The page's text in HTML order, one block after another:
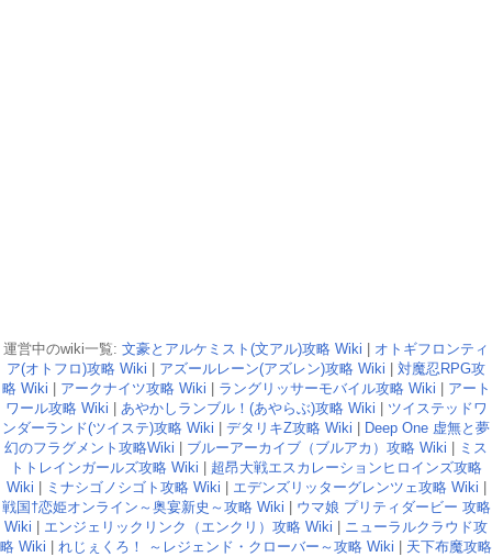
運営中のwiki一覧: 文豪とアルケミスト(文アル)攻略 Wiki
オトギフロンティ
ア(オトフロ)攻略 Wiki
アズールレーン(アズレン)攻略 Wiki
対魔忍RPG攻
略 Wiki
アークナイツ攻略 Wiki ラングリッサーモバイル攻略 Wiki
アート
ワール攻略 Wiki
あやかしランブル！(あやらぶ)攻略 Wiki
ツイステッドワ
ンダーランド(ツイステ)攻略 Wiki
デタリキZ攻略 Wiki
Deep One 虚無と夢
幻のフラグメント攻略Wiki
ブルーアーカイブ（ブルアカ）攻略 Wiki
ミス
トトレインガールズ攻略 Wiki
超昂大戦エスカレーションヒロインズ攻略
Wiki
ミナシゴノシゴト攻略 Wiki エデンズリッターグレンツェ攻略 Wiki
戦国†恋姫オンライン～奥宴新史～攻略 Wiki
ウマ娘 プリティダービー 攻略
Wiki
エンジェリックリンク（エンクリ）攻略 Wiki
ニューラルクラウド攻
略 Wiki
れじぇくろ！ ～レジェンド・クローバー～攻略 Wiki
天下布魔攻略